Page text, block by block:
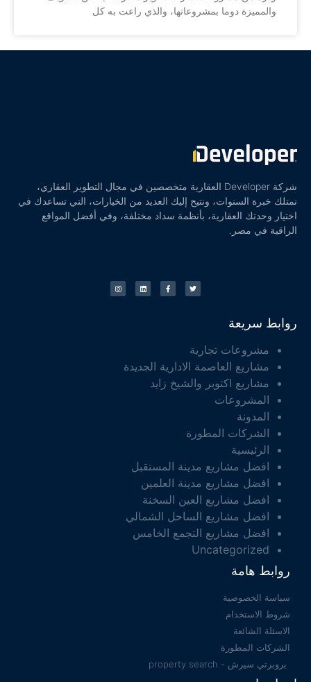
والمميزة دوما بمشروعاتها، والذي راعت به كل
شركة Developer العقارية متخصصين في مجال التطوير العقاري،
نمتلك خبرة السنوات، ونتيح إليك العديد من الخيارات، التي تساعدك في
اختيار وحدتك العقارية، بأنظمة سداد مختلفة، وفي أفضل المواقع
الراقية في مصر.
روابط سريعة
مشروعات تجارية
مشاريع العاصمة الادارية الجديدة
مشاريع اكتوبر والشيخ زايد
المشروعات
المدونة
الشركات المطورة
الرئيسية
افضل مشاريع مدينة المستقبل
افضل مشاريع مدينة العلمين
افضل مشاريع العين السخنة
افضل مشاريع الساحل الشمالي
افضل مشاريع التجمع الخامس
Uncategorized
روابط هامة
سياسة الخصوصية
شروط الاستخدام
الاسئلة الشائعة
الشركات المطورة
بروبرتي سيرش - property search